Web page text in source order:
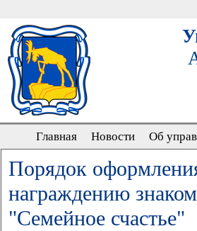
Главная Новости Об
Порядок
награждению
"Семейное счастье"